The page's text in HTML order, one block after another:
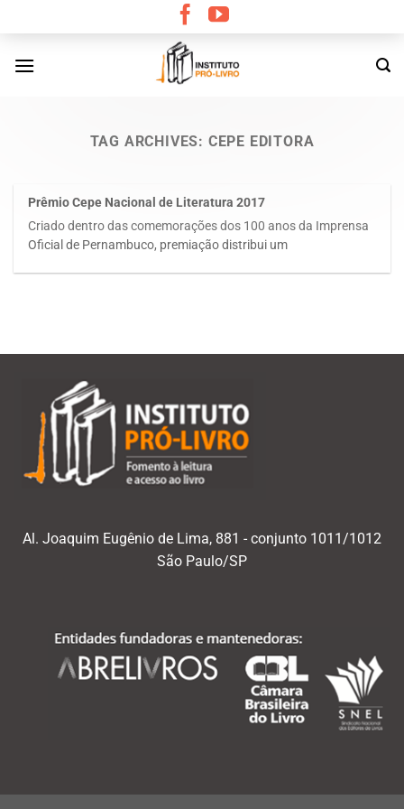
content
TAG ARCHIVES: CEPE EDITORA
Prêmio Cepe Nacional de Literatura 2017
Criado dentro das comemorações dos 100 anos da Imprensa
Oficial de Pernambuco, premiação distribui um
Al. Joaquim Eugênio de Lima, 881 - conjunto 1011/1012
São Paulo/SP